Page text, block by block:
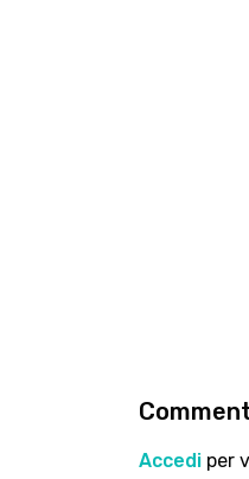
Accedi per